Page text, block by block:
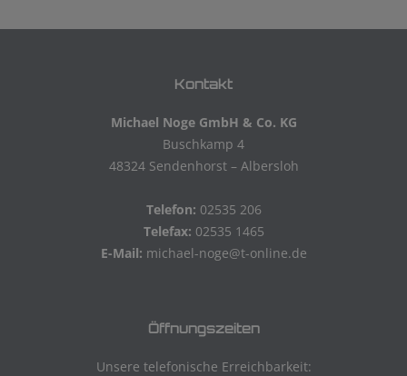
Kontakt
Michael Noge GmbH & Co. KG
Buschkamp 4
48324 Sendenhorst – Albersloh
Telefon: 02535 206
Telefax: 02535 1465
E-Mail: michael-noge@t-online.de
Öffnungszeiten
Unsere telefonische Erreichbarkeit: